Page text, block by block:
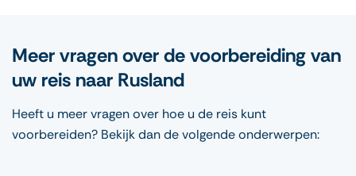
Meer vragen over de voorbereiding van
uw reis naar Rusland
Heeft u meer vragen over hoe u de reis kunt
voorbereiden? Bekijk dan de volgende onderwerpen: